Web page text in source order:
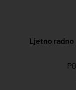
Ljetno radno